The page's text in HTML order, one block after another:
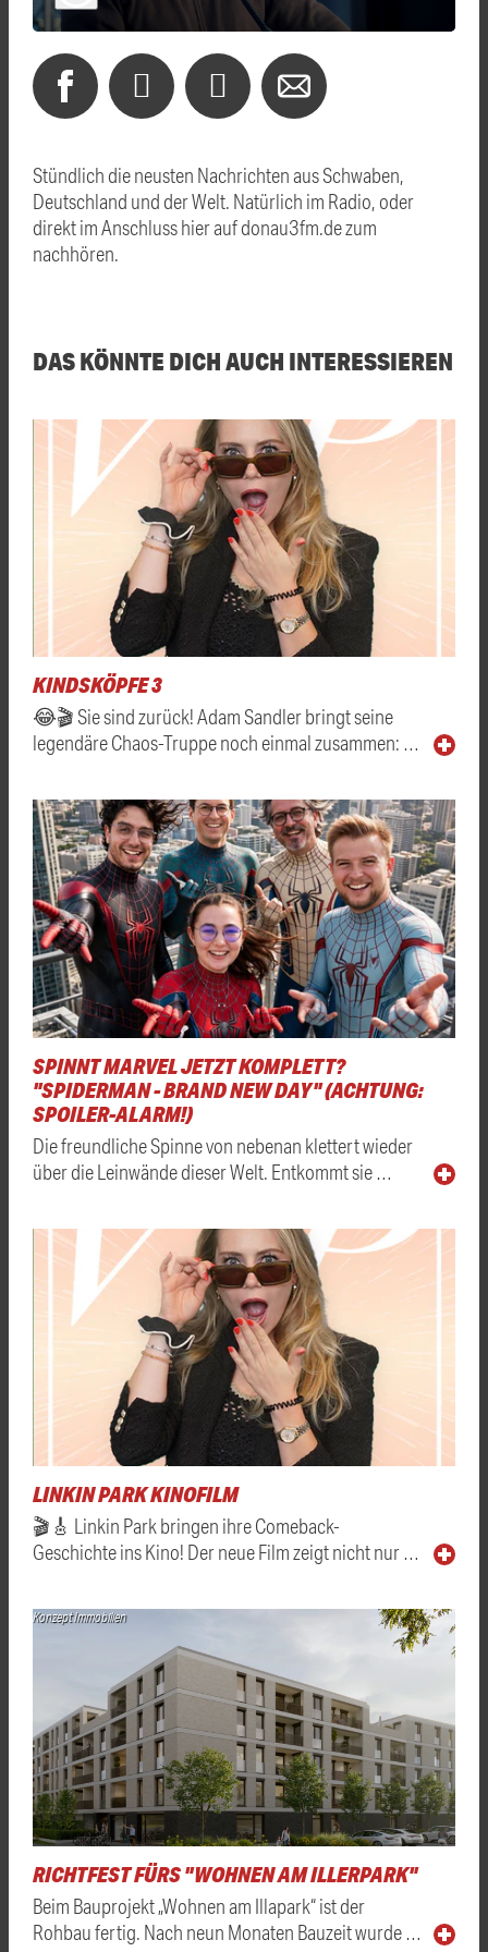
Stündlich die neusten Nachrichten aus Schwaben,
Deutschland und der Welt. Natürlich im Radio, oder
direkt im Anschluss hier auf donau3fm.de zum
nachhören.
DAS KÖNNTE DICH AUCH INTERESSIEREN
KINDSKÖPFE 3
😂🎬 Sie sind zurück! Adam Sandler bringt seine
legendäre Chaos-Truppe noch einmal zusammen: …
SPINNT MARVEL JETZT KOMPLETT?
"SPIDERMAN - BRAND NEW DAY" (ACHTUNG:
SPOILER-ALARM!)
Die freundliche Spinne von nebenan klettert wieder
über die Leinwände dieser Welt. Entkommt sie …
LINKIN PARK KINOFILM
🎬🎸 Linkin Park bringen ihre Comeback-
Geschichte ins Kino! Der neue Film zeigt nicht nur …
Konzept Immobilien
RICHTFEST FÜRS "WOHNEN AM ILLERPARK"
Beim Bauprojekt „Wohnen am Illapark“ ist der
Rohbau fertig. Nach neun Monaten Bauzeit wurde …